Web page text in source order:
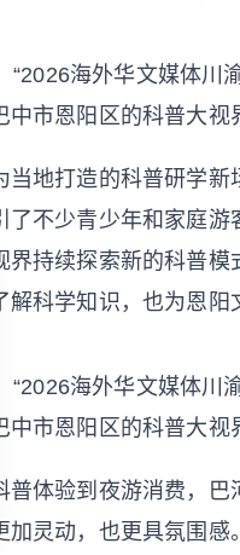
“2026海外华文媒体
中市恩阳区的科普大视
打造的科普研学新
了不少青少年和家庭游
界持续探索新的科普
解科学知识，也为恩阳
“2026海外华文媒体
中市恩阳区的科普大
验到夜游消费，巴
加灵动，也更具氛围